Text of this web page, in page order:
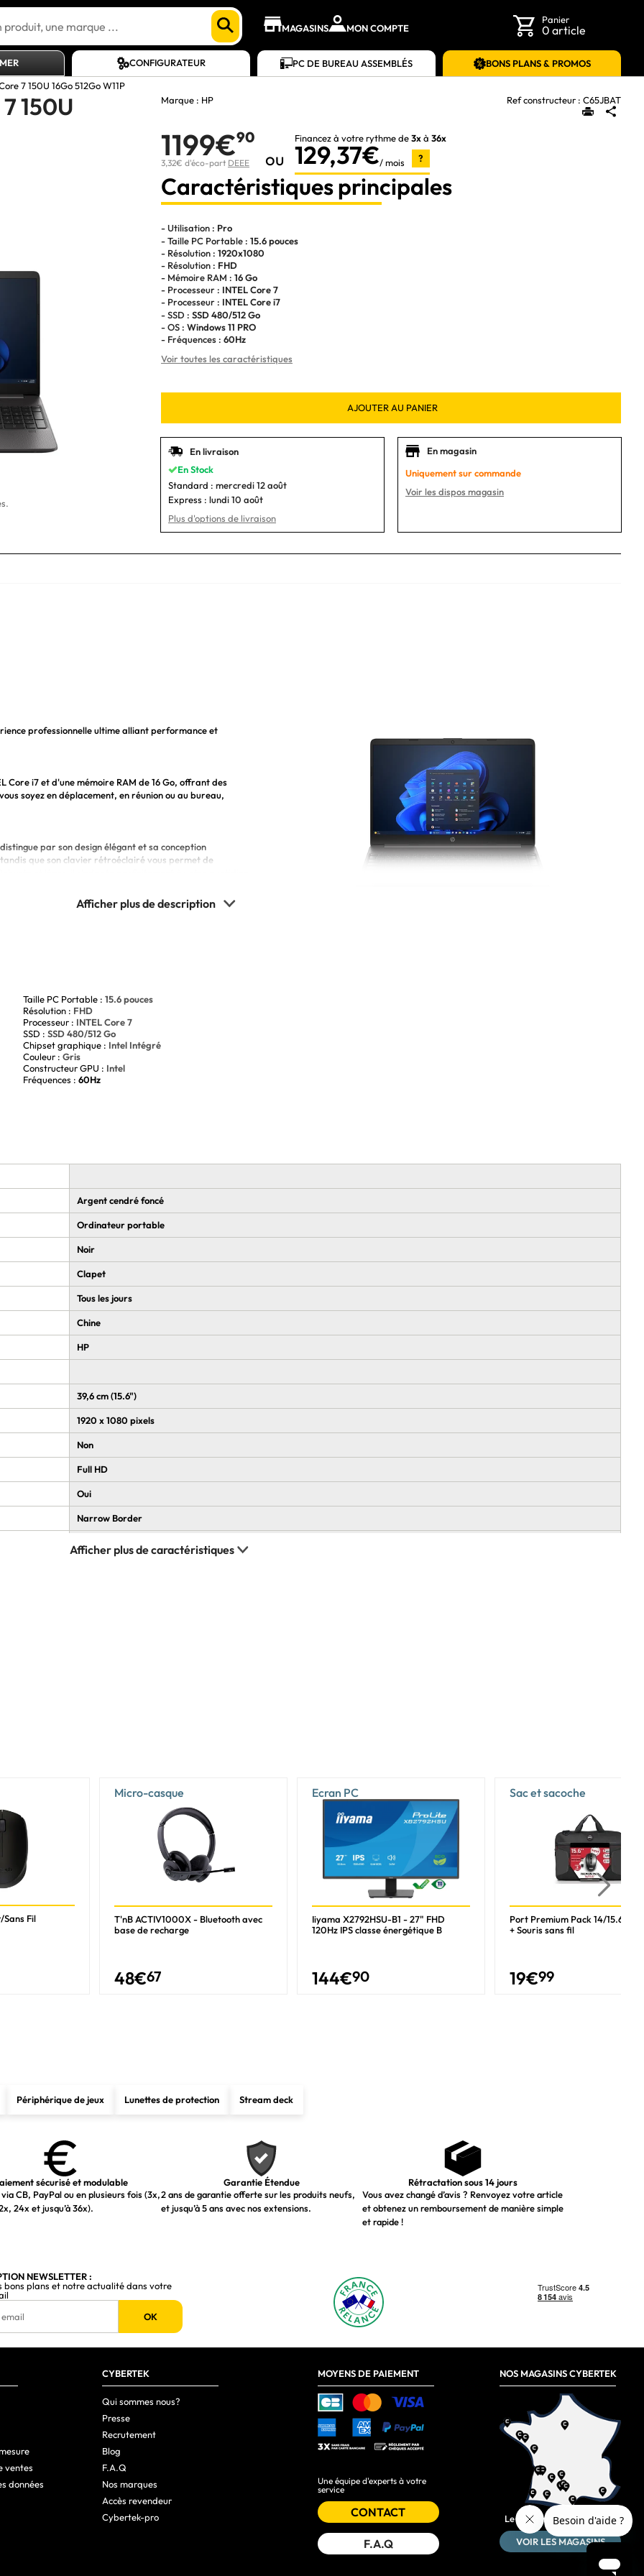
MAGASINS MON COMPTE
Panier
0 article
CONFIGURATEUR PC DE BUREAU ASSEMBLÉS
BONS PLANS & PROMOS
7 150U 16Go 512Go W11P
150U
Marque : HP Ref constructeur : C65JBAT
1199€90
3,32€ d'éco-part DEEE ou
Financez à votre rythme de3xà 36x
129,37€/ mois ?
Caractéristiques principales
- Utilisation : Pro
- Taille PC Portable : 15.6 pouces
- Résolution : 1920x1080
- Résolution : FHD
- Mémoire RAM : 16 Go
- Processeur : INTEL Core 7
- Processeur : INTEL Core i7
- SSD : SSD 480/512 Go
- OS : Windows 11 PRO
- Fréquences : 60Hz
Voir toutes les caractéristiques
AJOUTER AU PANIER
En livraison
En Stock
Standard : mercredi 12 août
Express : lundi 10 août
Plus d'options de livraison
En magasin
Uniquement sur commande
Voir les dispos magasin
professionnelle ultime alliant performance et
Core i7 et d'une mémoire RAM de 16 Go, offrant des
soyez en déplacement, en réunion ou au bureau,
par son design élégant et sa conception
que son clavier rétroéclairé vous permet de
prolongée sans contrainte, pour une journée de
Taille PC Portable : 15.6 pouces
Résolution : FHD
Processeur : INTEL Core 7
SSD : SSD 480/512 Go
Chipset graphique : Intel Intégré
Couleur : Gris
Constructeur GPU : Intel
Fréquences : 60Hz
Argent cendré foncé
Ordinateur portable
Noir
Clapet
Tous les jours
Chine
HP
39,6 cm (15.6")
1920 x 1080 pixels
Non
Full HD
Oui
Narrow Border
16 Go
SO-DIMM
1 x 16 Go
512 Go
SSD
1
512 Go
PCI Express
Indisponible
Sans Fil
Micro-casque
T'nB ACTIV1000X - Bluetooth avec
base de recharge
48€67
Ecran PC
Iiyama X2792HSU-B1 - 27" FHD
120Hz IPS classe énergétique B
144€90
Sac et sacoche
Port Premium Pack 14/15.6p
+ Souris sans fil
19€99
Périphérique de jeux Lunettes de protection Stream deck
sécurisé et modulable
CB, PayPal ou en plusieurs fois (3x,
24x et jusqu’à 36x).
Garantie Étendue
2 ans de garantie offerte sur les produits neufs,
et jusqu’à 5 ans avec nos extensions.
Rétractation sous 14 jours
Vous avez changé d’avis ? Renvoyez votre article
et obtenez un remboursement de manière simple
et rapide !
NEWSLETTER :
bons plans et notre actualité dans votre
OK
ventes
données
CYBERTEK
Qui sommes nous?
Presse
Recrutement
Blog
F.A.Q
Nos marques
Accès revendeur
Cybertek-pro
MOYENS DE PAIEMENT
Une équipe d'experts à votre
service
CONTACT
F.A.Q
NOS MAGASINS CYBERTEK
Le plus près de chez vous :
VOIR LES MAGASINS